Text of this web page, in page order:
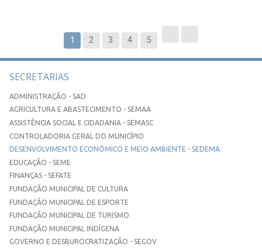
1 2 3 4 5
SECRETARIAS
ADMINISTRAÇÃO - SAD
AGRICULTURA E ABASTECIMENTO - SEMAA
ASSISTÊNCIA SOCIAL E CIDADANIA - SEMASC
CONTROLADORIA GERAL DO MUNICÍPIO
DESENVOLVIMENTO ECONÔMICO E MEIO AMBIENTE - SEDEMA
EDUCAÇÃO - SEME
FINANÇAS - SEFATE
FUNDAÇÃO MUNICIPAL DE CULTURA
FUNDAÇÃO MUNICIPAL DE ESPORTE
FUNDAÇÃO MUNICIPAL DE TURISMO
FUNDAÇÃO MUNICIPAL INDÍGENA
GOVERNO E DESBUROCRATIZAÇÃO - SEGOV